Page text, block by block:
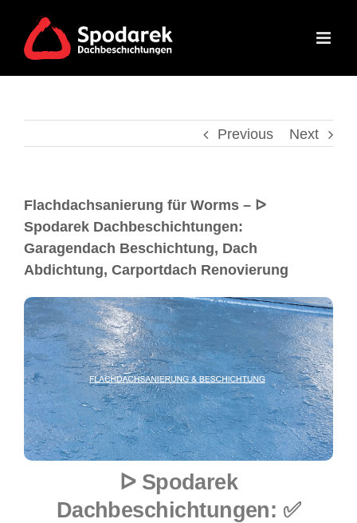
Previous Next
Flachdachsanierung für Worms – ᐅ
Spodarek Dachbeschichtungen:
Garagendach Beschichtung, Dach
Abdichtung, Carportdach Renovierung
ᐅ Spodarek
Dachbeschichtungen: ✅